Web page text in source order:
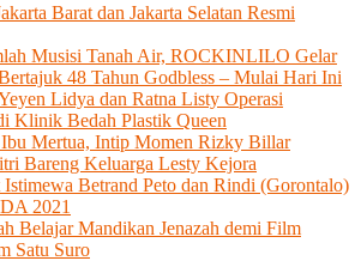
Barat dan Jakarta Selatan Resmi
Musisi Tanah Air, ROCKINLILO Gelar
48 Tahun Godbless – Mulai Hari Ini
Lidya dan Ratna Listy Operasi
Klinik Bedah Plastik Queen
Mertua, Intip Momen Rizky Billar
Bareng Keluarga Lesty Kejora
Istimewa Betrand Peto dan Rindi (Gorontalo)
2021
Belajar Mandikan Jenazah demi Film
Satu Suro